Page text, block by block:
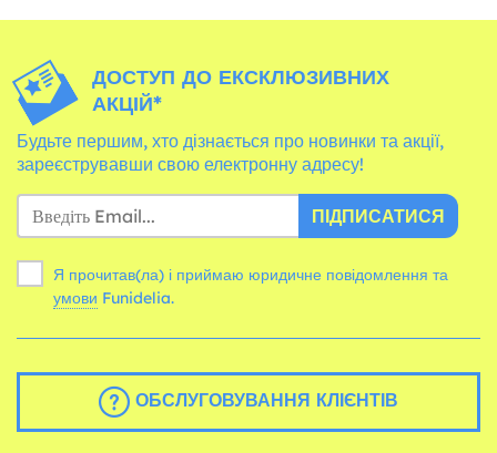
ДОСТУП ДО ЕКСКЛЮЗИВНИХ
АКЦІЙ*
Будьте першим, хто дізнається про новинки та акції,
зареєструвавши свою електронну адресу!
ПІДПИСАТИСЯ
Я прочитав(ла) і приймаю юридичне повідомлення та
умови Funidelia.
ОБСЛУГОВУВАННЯ КЛІЄНТІВ